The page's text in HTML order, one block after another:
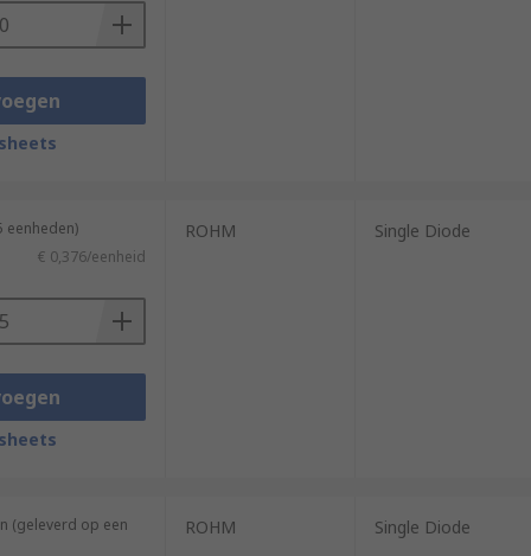
eenheden)
€ 0,376/eenheid
ROHM Single Diode
(geleverd op een
ROHM Single Diode